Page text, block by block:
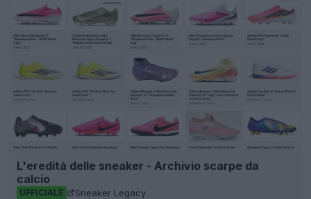
L'eredità delle sneaker - Archivio scarpe da
calcio
UFFICIALE Sneaker Legacy